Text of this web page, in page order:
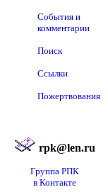
События и
комментарии
Поиск
Ссылки
Пожертвования
rpk@len.ru
Группа РПК
в Контакте